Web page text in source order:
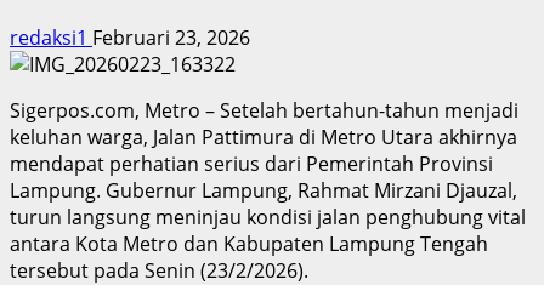
redaksi1 Februari 23, 2026
Sigerpos.com, Metro – Setelah bertahun-tahun menjadi
keluhan warga, Jalan Pattimura di Metro Utara akhirnya
mendapat perhatian serius dari Pemerintah Provinsi
Lampung. Gubernur Lampung, Rahmat Mirzani Djauzal,
turun langsung meninjau kondisi jalan penghubung vital
antara Kota Metro dan Kabupaten Lampung Tengah
tersebut pada Senin (23/2/2026).